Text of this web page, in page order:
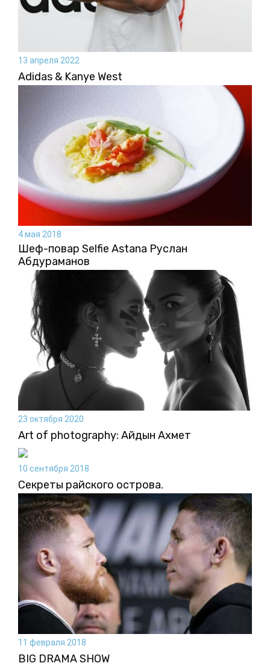
13 апреля 2022
Аdidas & Kanye West
4 мая 2018
Шеф-повар Selfie Astana Руслан
Абдураманов
23 октября 2020
Art of photography: Айдын Ахмет
10 сентября 2018
Секреты райского острова.
11 февраля 2018
BIG DRAMA SHOW